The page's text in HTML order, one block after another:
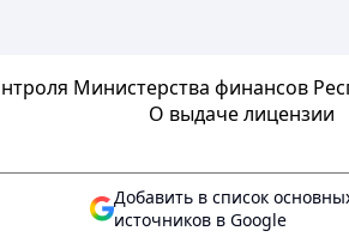
Министерства финансов
О выдаче лицензии
Добавить в список
источников в Google